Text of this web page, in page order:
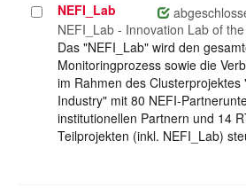
Projekt
auswählen
NEFI_Lab
NEFI_Lab - Innovation Lab of
Das "NEFI_Lab" wird den
Monitoringprozess sowie die
im Rahmen des Clusterprojektes
Industry" mit 80 NEFI-
institutionellen Partnern und 14
Teilprojekten (inkl. NEFI_Lab)